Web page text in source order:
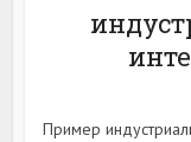
Пример